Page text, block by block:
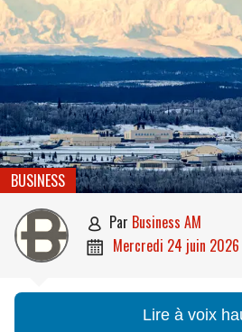
BUSINESS
 par Business AM
 mercredi 24 juin 2026
Lire à voix